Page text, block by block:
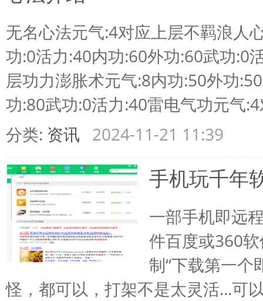
无名心法元气:4对应上层不羁浪人
功:0活力:40内功:60外功:60武功:0
层功力澎胀术元气:8内功:50外功
功:80武功:0活力:40雷电气功元气:4
分类: 资讯 2024-11-21 11:39
手机玩千年
一部手机即远
件百度或360
制“下载第一个
怪，都可以，打架不是太灵活...可